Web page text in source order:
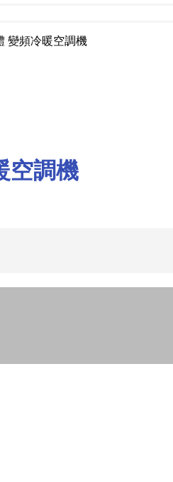
變頻冷暖空調機
空調機